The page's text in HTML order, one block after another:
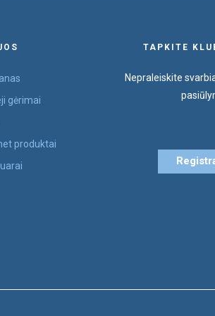
gėrimai
produktai
TAPKITE
Nepraleiskite